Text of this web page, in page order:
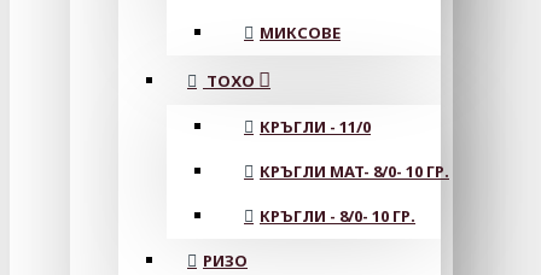
МИКСОВЕ
ТОХО
КРЪГЛИ - 11/0
КРЪГЛИ MAT- 8/0- 10 ГР.
КРЪГЛИ - 8/0- 10 ГР.
РИЗО